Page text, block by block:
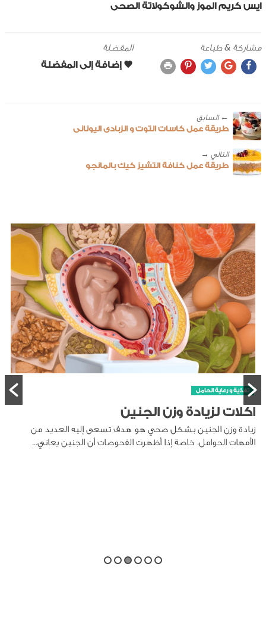
ايس كريم الموز والشوكولاتة الصحى
مشاركة & طباعة المفضلة
← ‎السابق
طريقة عمل كاسات التوت و الزبادى اليونانى
طريقة عمل كنافة التشيز كيك بالمانجو
تغذية و رعاية الحامل
اكلات لزيادة وزن الجنين
زيادة وزن الجنين بشكل صحي هو هدف تسعى إليه العديد من
الأمهات الحوامل، خاصة إذا أظهرت الفحوصات أن الجنين يعاني...